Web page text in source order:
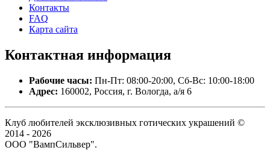
Контакты
FAQ
Карта сайта
Контактная информация
Рабочие часы: Пн-Пт: 08:00-20:00, Сб-Вс: 10:00-18:00
Адрес: 160002, Россия, г. Вологда, а/я 6
Клуб любителей эксклюзивных готических украшений ©
2014 - 2026
ООО "ВампСильвер".